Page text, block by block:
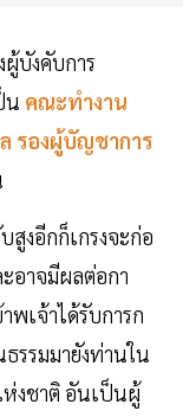
บังคับการ
น คณะทํางาน
รองผู้บัญชาการ
งอีกก็เกรงจะก่อ
อาจมีผลต่อกา
พเจ้าได้รับการก
รรมมายังท่านใน
ห่งชาติ อันเป็นผู้